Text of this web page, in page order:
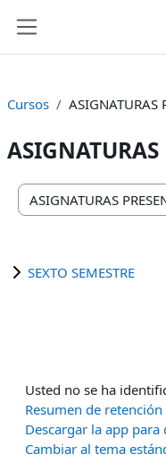
Cursos ASIGNATURAS
ASIGNATURAS
Categorías
SEXTO SEMESTRE
Usted no se ha
Resumen de
Descargar la app
Cambiar al tema